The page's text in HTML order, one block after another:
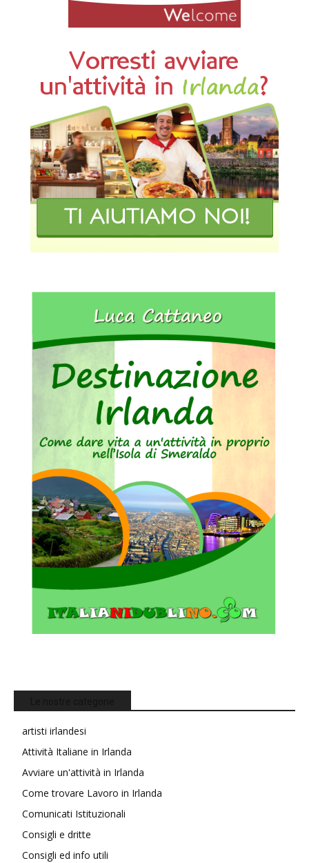
artisti irlandesi
Attività Italiane in Irlanda
Avviare un'attività in Irlanda
Come trovare Lavoro in Irlanda
Comunicati Istituzionali
Consigli e dritte
Consigli ed info utili